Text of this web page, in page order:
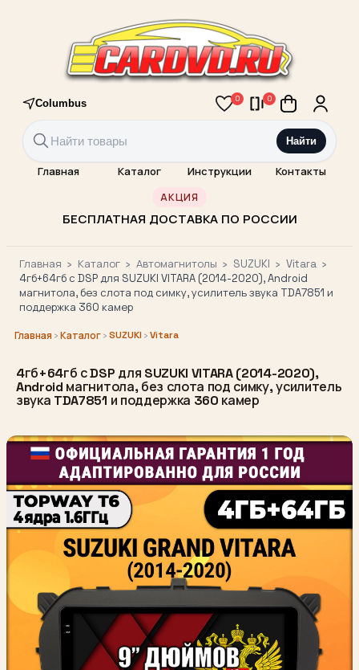
Columbus 0 0
Найти
Главная Каталог Инструкции Контакты
АКЦИЯ
БЕСПЛАТНАЯ ДОСТАВКА ПО РОССИИ
Главная › Каталог › Автомагнитолы › SUZUKI › Vitara ›
4гб+64гб с DSP для SUZUKI VITARA (2014-2020), Android
магнитола, без слота под симку, усилитель звука TDA7851 и
поддержка 360 камер
Главная ›Каталог›SUZUKI ›Vitara
4гб+64гб с DSP для SUZUKI VITARA (2014-2020),
Android магнитола, без слота под симку, усилитель
звука TDA7851 и поддержка 360 камер